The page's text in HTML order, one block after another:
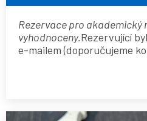
Rezervace pro akademický
vyhodnoceny.Rezervující
e-mailem (doporučujeme